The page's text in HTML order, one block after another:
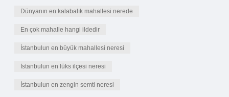
Dünyanın en kalabalık mahallesi nerede
En çok mahalle hangi ildedir
İstanbulun en büyük mahallesi neresi
İstanbulun en lüks ilçesi neresi
İstanbulun en zengin semti neresi